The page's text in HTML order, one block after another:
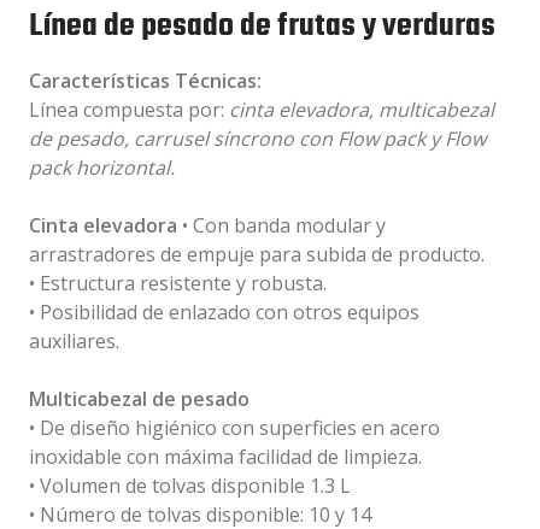
Línea de pesado de frutas y verduras
Características Técnicas:
Línea compuesta por: cinta elevadora, multicabezal
de pesado, carrusel síncrono con Flow pack y Flow
pack horizontal.
Cinta elevadora • Con banda modular y
arrastradores de empuje para subida de producto.
• Estructura resistente y robusta.
• Posibilidad de enlazado con otros equipos
auxiliares.
Multicabezal de pesado
• De diseño higiénico con superficies en acero
inoxidable con máxima facilidad de limpieza.
• Volumen de tolvas disponible 1.3 L
• Número de tolvas disponible: 10 y 14